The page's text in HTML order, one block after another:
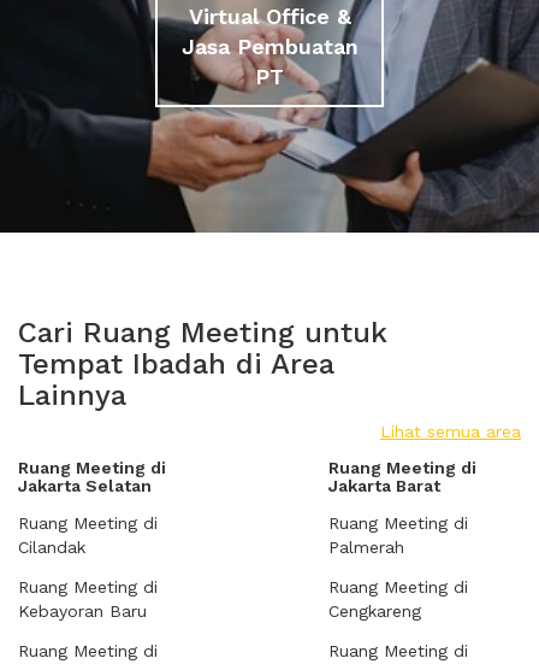
Virtual Office &
Jasa Pembuatan
PT
Cari Ruang Meeting untuk
Tempat Ibadah di Area
Lainnya
Lihat semua area
Ruang Meeting di
Jakarta Selatan
Ruang Meeting di
Cilandak
Ruang Meeting di
Kebayoran Baru
Ruang Meeting di
Ruang Meeting di
Jakarta Barat
Ruang Meeting di
Palmerah
Ruang Meeting di
Cengkareng
Ruang Meeting di